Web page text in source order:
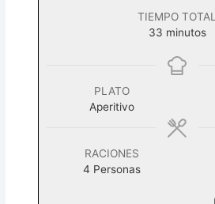
TIEMPO TOTAL
33minutos
minutos
PLATO
Aperitivo
RACIONES
4 Personas